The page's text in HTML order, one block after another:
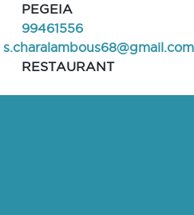
PEGEIA
99461556
s.charalambous68@gmail.com
RESTAURANT